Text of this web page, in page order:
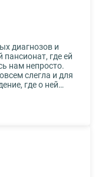
подходящем
диагнозов и
где ей
нам непросто.
слегла и для
где о ней
выбор
Озера